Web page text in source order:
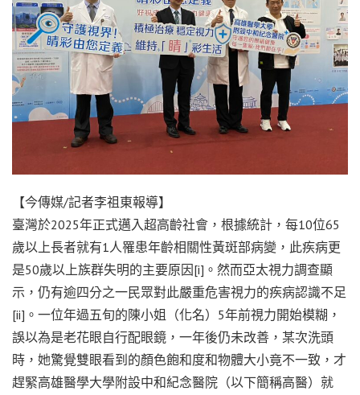
【今傳媒/記者李祖東報導】
臺灣於2025年正式邁入超高齡社會，根據統計，每10位65
歲以上長者就有1人罹患年齡相關性黃斑部病變，此疾病更
是50歲以上族群失明的主要原因[i]。然而亞太視力調查顯
示，仍有逾四分之一民眾對此嚴重危害視力的疾病認識不足
[ii]。一位年過五旬的陳小姐（化名）5年前視力開始模糊，
誤以為是老花眼自行配眼鏡，一年後仍未改善，某次洗頭
時，她驚覺雙眼看到的顏色飽和度和物體大小竟不一致，才
趕緊高雄醫學大學附設中和紀念醫院（以下簡稱高醫）就